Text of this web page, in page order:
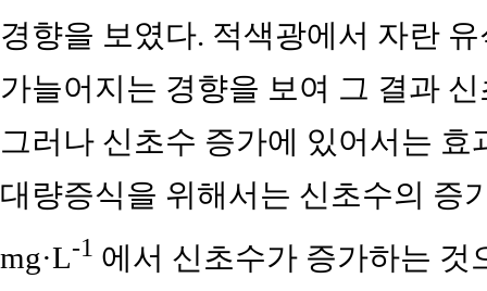
경향을 보였다. 적색광에서 자란
가늘어지는 경향을 보여 그 결과
그러나 신초수 증가에 있어서는
대량증식을 위해서는 신초수의 증
mg·L-1 에서 신초수가 증가하는 것